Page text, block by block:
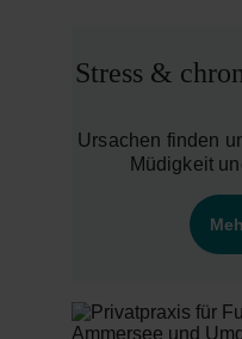
Stress &
Ursachen finden
Müdigkeit